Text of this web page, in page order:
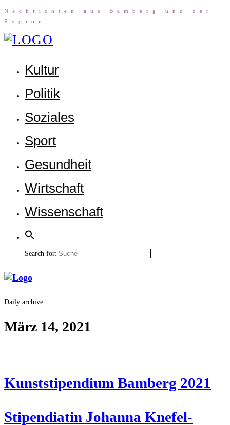
Nach­rich­ten aus Bam­berg und der
Region
Kul­tur
Poli­tik
Sozia­les
Sport
Gesund­heit
Wirt­schaft
Wis­sen­schaft
Search for:
Daily archive
März 14, 2021
Kunst­sti­pen­di­um Bam­berg 2021
Sti­pen­dia­tin Johan­na Kne­fel­